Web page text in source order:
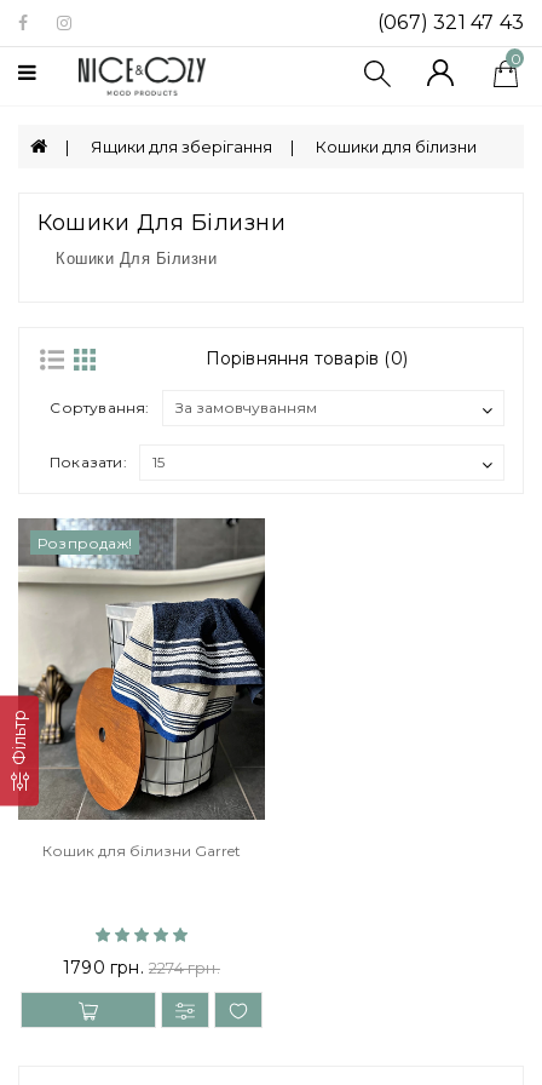
(067) 321 47 43
Категорії
Посуд
Декор
Дому
Для
Зберігання
0
Ящики для зберігання Кошики для білизни
Фільтр
Кошики Для Білизни
Кошики Для Білизни
Порівняння товарів (0)
Сортування:
Показати:
Розпродаж!
Кошик для білизни Garret
1790 грн. 2274 грн.